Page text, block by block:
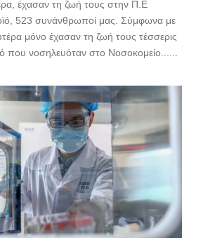
έχασαν τη ζωή τους στην Π.Ε
523 συνάνθρωποί μας. Σύμφωνα με
μόνο έχασαν τη ζωή τους τέσσερις
που νοσηλευόταν στο Νοσοκομείο......